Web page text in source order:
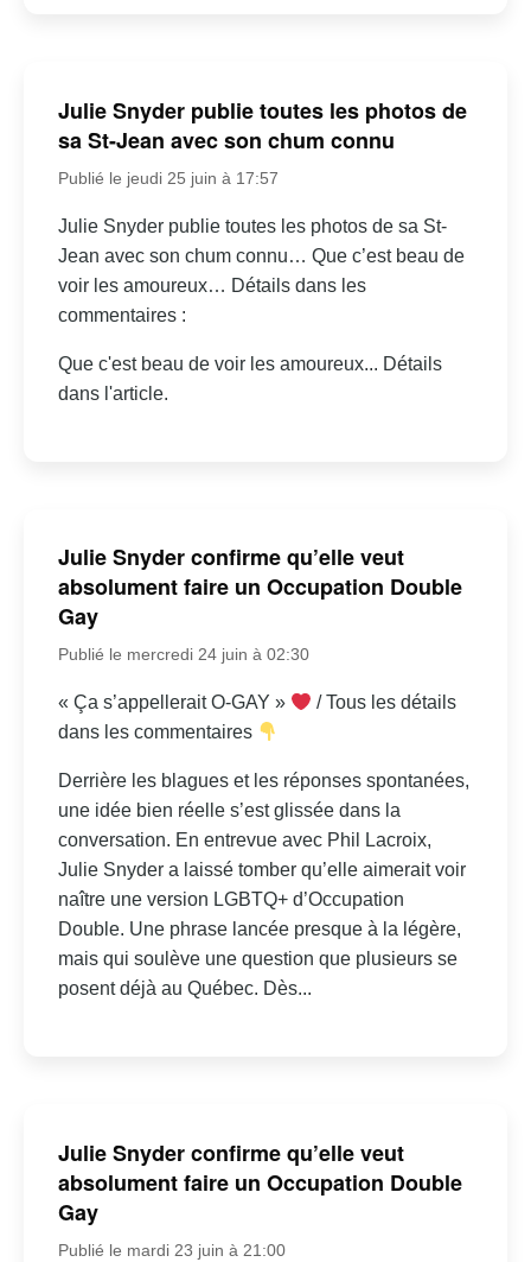
Julie Snyder publie toutes les photos de
sa St-Jean avec son chum connu
Publié le jeudi 25 juin à 17:57
Julie Snyder publie toutes les photos de sa St-
Jean avec son chum connu… Que c’est beau de
voir les amoureux… Détails dans les
commentaires :
Que c'est beau de voir les amoureux... Détails
dans l'article.
Julie Snyder confirme qu’elle veut
absolument faire un Occupation Double
Gay
Publié le mercredi 24 juin à 02:30
« Ça s’appellerait O-GAY »
/ Tous les détails
dans les commentaires
Derrière les blagues et les réponses spontanées,
une idée bien réelle s’est glissée dans la
conversation. En entrevue avec Phil Lacroix,
Julie Snyder a laissé tomber qu’elle aimerait voir
naître une version LGBTQ+ d’Occupation
Double. Une phrase lancée presque à la légère,
mais qui soulève une question que plusieurs se
posent déjà au Québec. Dès...
Julie Snyder confirme qu’elle veut
absolument faire un Occupation Double
Gay
Publié le mardi 23 juin à 21:00